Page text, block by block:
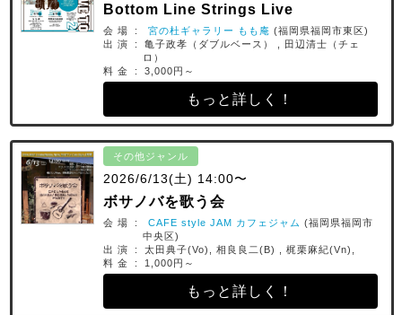
Bottom Line Strings Live
会 場 : 宮の杜ギャラリー もも庵 (福岡県福岡市東区)
出 演 : 亀子政孝（ダブルベース） , 田辺清士（チェ
ロ）
料 金 : 3,000円～
もっと詳しく！
その他ジャンル
2026/6/13(土) 14:00〜
ボサノバを歌う会
会 場 : CAFE style JAM カフェジャム (福岡県福岡市
中央区)
出 演 : 太田典子(Vo), 相良良二(B) , 梶栗麻紀(Vn),
料 金 : 1,000円～
もっと詳しく！